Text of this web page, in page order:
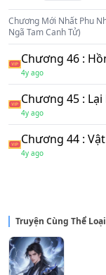
( rau giá xuất
Chương Mới Nhất Phu
Ngã Tam Canh Tử)
Chương 46 :
4y ago
Chương 45 :
4y ago
Chương 44 :
4y ago
Truyện Cùng Thể Loại